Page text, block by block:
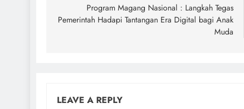
navigation
Program Magang Nasional : Langkah Tegas
Pemerintah Hadapi Tantangan Era Digital bagi Anak
Muda
LEAVE A REPLY